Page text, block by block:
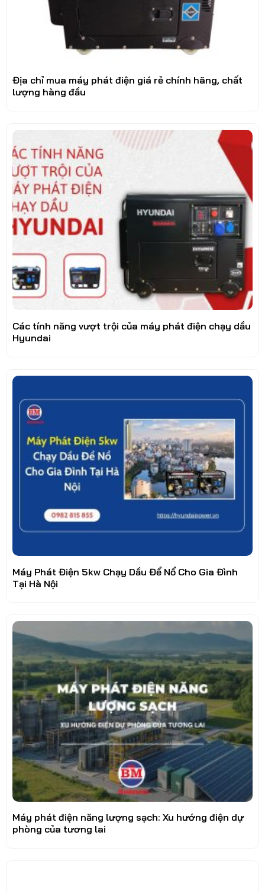
Địa chỉ mua máy phát điện giá rẻ chính hãng, chất
lượng hàng đầu
Các tính năng vượt trội của máy phát điện chạy dầu
Hyundai
Máy Phát Điện 5kw Chạy Dầu Để Nổ Cho Gia Đình
Tại Hà Nội
Máy phát điện năng lượng sạch: Xu hướng điện dự
phòng của tương lai